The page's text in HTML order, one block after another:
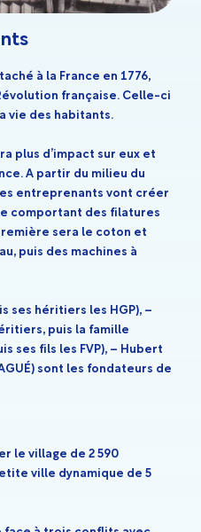
à la France en 1776,
française. Celle-ci
vie des habitants.
plus d’impact sur eux et
A partir du milieu du
entreprenants vont créer
comportant des filatures
sera le coton et
puis des machines à
ses héritiers les HGP), –
puis la famille
ses fils les FVP), – Hubert
sont les fondateurs de
le village de 2 590
ville dynamique de 5